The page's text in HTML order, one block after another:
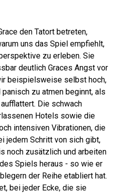
den Tatort betreten,
uns das Spiel empfiehlt,
zu erleben. Sie
deutlich Graces Angst vor
beispielsweise selbst hoch,
zu atmen beginnt, als
Die schwach
Hotels sowie die
intensiven Vibrationen, die
jedem Schritt von sich gibt,
noch zusätzlich und arbeiten
Spiels heraus - so wie er
der Reihe etabliert hat.
bei jeder Ecke, die sie